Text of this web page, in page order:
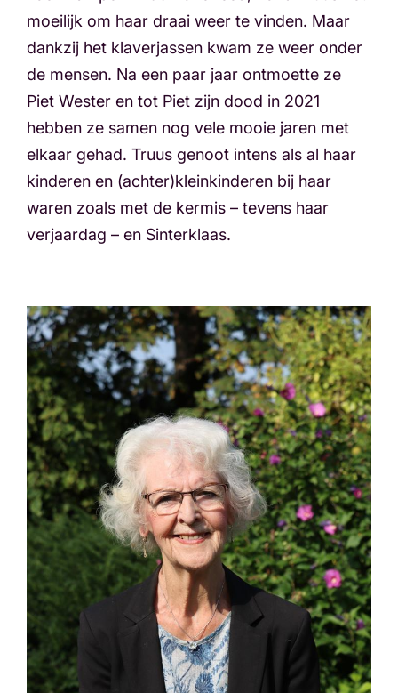
moeilijk om haar draai weer te vinden. Maar
dankzij het klaverjassen kwam ze weer onder
de mensen. Na een paar jaar ontmoette ze
Piet Wester en tot Piet zijn dood in 2021
hebben ze samen nog vele mooie jaren met
elkaar gehad. Truus genoot intens als al haar
kinderen en (achter)kleinkinderen bij haar
waren zoals met de kermis – tevens haar
verjaardag – en Sinterklaas.